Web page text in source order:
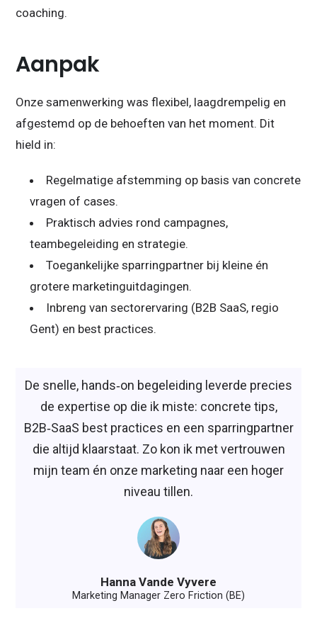
coaching.
Aanpak
Onze samenwerking was flexibel, laagdrempelig en
afgestemd op de behoeften van het moment. Dit
hield in:
Regelmatige afstemming op basis van concrete
vragen of cases.
Praktisch advies rond campagnes,
teambegeleiding en strategie.
Toegankelijke sparringpartner bij kleine én
grotere marketinguitdagingen.
Inbreng van sectorervaring (B2B SaaS, regio
Gent) en best practices.
De snelle, hands‑on begeleiding leverde precies
de expertise op die ik miste: concrete tips,
B2B‑SaaS best practices en een sparringpartner
die altijd klaarstaat. Zo kon ik met vertrouwen
mijn team én onze marketing naar een hoger
niveau tillen.
Hanna Vande Vyvere
Marketing Manager Zero Friction (BE)